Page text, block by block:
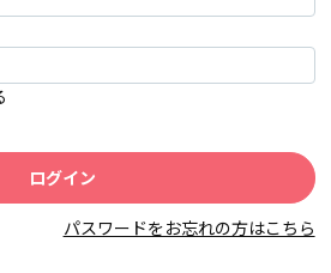
パスワードをお忘れの方はこちら